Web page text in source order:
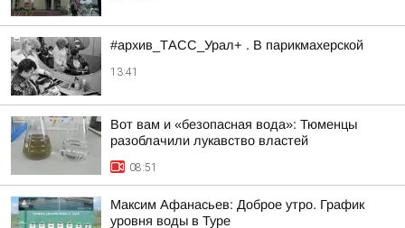
#архив_ТАСС_Урал+ . В парикмахерской
13:41
Вот вам и «безопасная вода»: Тюменцы
разоблачили лукавство властей
08:51
Максим Афанасьев: Доброе утро. График
уровня воды в Туре